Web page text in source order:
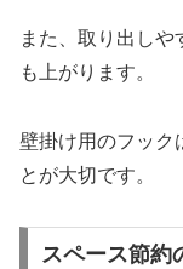
また、取り出し
も上がります。
壁掛け用のフック
とが大切です。
スペース節約